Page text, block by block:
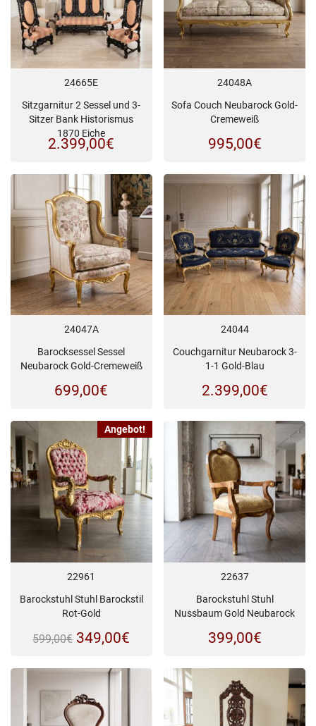
24665E
Sitzgarnitur 2 Sessel und 3-
Sitzer Bank Historismus
1870 Eiche
2.399,00€
24048A
Sofa Couch Neubarock Gold-
Cremeweiß
995,00€
24047A
Barocksessel Sessel
Neubarock Gold-Cremeweiß
699,00€
24044
Couchgarnitur Neubarock 3-
1-1 Gold-Blau
2.399,00€
Angebot!
22961
Barockstuhl Stuhl Barockstil
Rot-Gold
599,00€ Ursprünglicher
war:
599,00€
349,00€
349,00€.
22637
Barockstuhl Stuhl
Nussbaum Gold Neubarock
399,00€